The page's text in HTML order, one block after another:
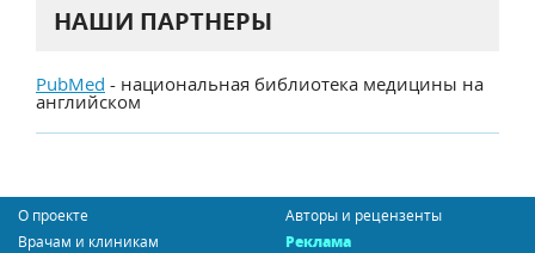
НАШИ ПАРТНЕРЫ
PubMed - национальная библиотека медицины на
английском
О проекте
Авторы и рецензенты
Врачам и клиникам
Реклама